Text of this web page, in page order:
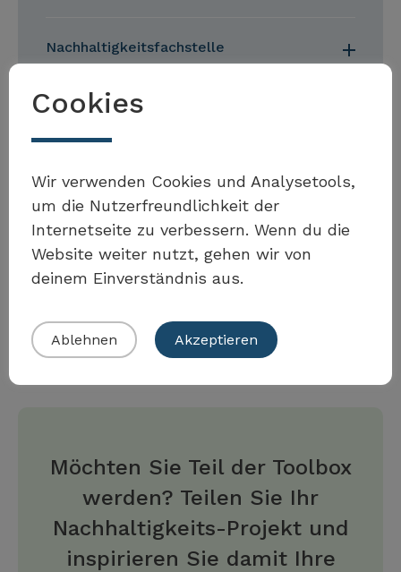
Nachhaltigkeitsfachstelle
etablieren
Nachhaltigkeit in übergeordnete
und sektorale Strategien
integrieren
Möchten Sie Teil der Toolbox
werden? Teilen Sie Ihr
Nachhaltigkeits-Projekt und
inspirieren Sie damit Ihre
Cookies
Wir verwenden Cookies und Analysetools,
um die Nutzerfreundlichkeit der
Internetseite zu verbessern. Wenn du die
Website weiter nutzt, gehen wir von
deinem Einverständnis aus.
Ablehnen Akzeptieren